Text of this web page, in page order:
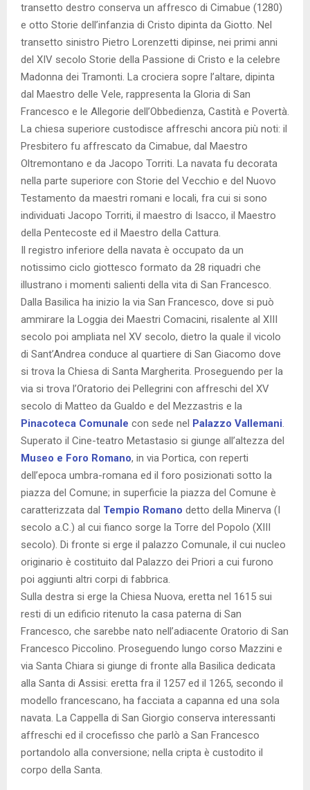
transetto destro conserva un affresco di Cimabue (1280)
e otto Storie dell’infanzia di Cristo dipinta da Giotto. Nel
transetto sinistro Pietro Lorenzetti dipinse, nei primi anni
del XIV secolo Storie della Passione di Cristo e la celebre
Madonna dei Tramonti. La crociera sopre l’altare, dipinta
dal Maestro delle Vele, rappresenta la Gloria di San
Francesco e le Allegorie dell’Obbedienza, Castità e Povertà.
La chiesa superiore custodisce affreschi ancora più noti: il
Presbitero fu affrescato da Cimabue, dal Maestro
Oltremontano e da Jacopo Torriti. La navata fu decorata
nella parte superiore con Storie del Vecchio e del Nuovo
Testamento da maestri romani e locali, fra cui si sono
individuati Jacopo Torriti, il maestro di Isacco, il Maestro
della Pentecoste ed il Maestro della Cattura.
Il registro inferiore della navata è occupato da un
notissimo ciclo giottesco formato da 28 riquadri che
illustrano i momenti salienti della vita di San Francesco.
Dalla Basilica ha inizio la via San Francesco, dove si può
ammirare la Loggia dei Maestri Comacini, risalente al XIII
secolo poi ampliata nel XV secolo, dietro la quale il vicolo
di Sant’Andrea conduce al quartiere di San Giacomo dove
si trova la Chiesa di Santa Margherita. Proseguendo per la
via si trova l’Oratorio dei Pellegrini con affreschi del XV
secolo di Matteo da Gualdo e del Mezzastris e la
Pinacoteca Comunale con sede nel Palazzo Vallemani.
Superato il Cine-teatro Metastasio si giunge all’altezza del
Museo e Foro Romano, in via Portica, con reperti
dell’epoca umbra-romana ed il foro posizionati sotto la
piazza del Comune; in superficie la piazza del Comune è
caratterizzata dal Tempio Romano detto della Minerva (I
secolo a.C.) al cui fianco sorge la Torre del Popolo (XIII
secolo). Di fronte si erge il palazzo Comunale, il cui nucleo
originario è costituito dal Palazzo dei Priori a cui furono
poi aggiunti altri corpi di fabbrica.
Sulla destra si erge la Chiesa Nuova, eretta nel 1615 sui
resti di un edificio ritenuto la casa paterna di San
Francesco, che sarebbe nato nell’adiacente Oratorio di San
Francesco Piccolino. Proseguendo lungo corso Mazzini e
via Santa Chiara si giunge di fronte alla Basilica dedicata
alla Santa di Assisi: eretta fra il 1257 ed il 1265, secondo il
modello francescano, ha facciata a capanna ed una sola
navata. La Cappella di San Giorgio conserva interessanti
affreschi ed il crocefisso che parlò a San Francesco
portandolo alla conversione; nella cripta è custodito il
corpo della Santa.